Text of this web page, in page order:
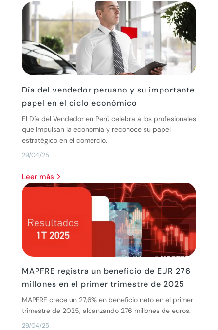
Día del vendedor peruano y su importante
papel en el ciclo económico
29/04/25
El Día del Vendedor en Perú celebra a los profesionales
que impulsan la economía y reconoce su papel
estratégico en el comercio.
leer más
MAPFRE registra un beneficio de EUR 276
millones en el primer trimestre de 2025
29/04/25
MAPFRE crece un 27,6% en beneficio neto en el primer
trimestre de 2025, alcanzando 276 millones de euros.